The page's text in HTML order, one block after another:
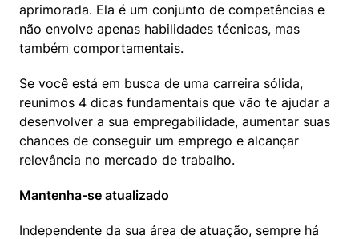
aprimorada. Ela é um conjunto de competências e
não envolve apenas habilidades técnicas, mas
também comportamentais.
Se você está em busca de uma carreira sólida,
reunimos 4 dicas fundamentais que vão te ajudar a
desenvolver a sua empregabilidade, aumentar suas
chances de conseguir um emprego e alcançar
relevância no mercado de trabalho.
Mantenha-se atualizado
Independente da sua área de atuação, sempre há